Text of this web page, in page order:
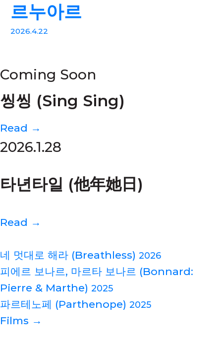
르누아르
2026.4.22
Coming Soon
씽씽 (Sing Sing)
Read →
2026.1.28
타년타일 (他年她日)
Read →
네 멋대로 해라 (Breathless) 2026
피에르 보나르, 마르타 보나르 (Bonnard:
Pierre & Marthe) 2025
파르테노페 (Parthenope) 2025
Films →